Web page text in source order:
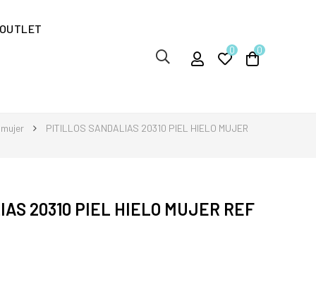
OUTLET
0 0
PITILLOS SANDALIAS 20310 PIEL HIELO MUJER
20310 PIEL HIELO MUJER REF